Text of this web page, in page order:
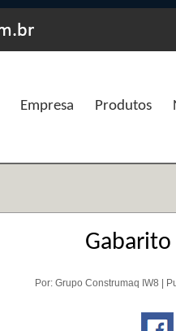
Empresa Produtos
Gabarito
Por: Grupo Construmaq IW8 |